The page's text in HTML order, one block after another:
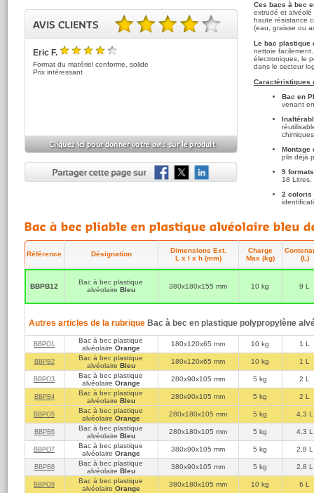
4.00 sur 5 basé sur 1 note(s).
Eric F.
4
Format du matériel conforme, solide
Prix intéressant
Ces bacs à bec
extrudé et
haute résistance
(eau, graisse ou
Le bac plastique
nettoie
électroniques, le
dans le secteur
Caractéristiques
Bac en
venant
Montage
plis déjà
9
18 Litres.
2 coloris
et
A consulter
économique,
Référence
Désignation
Dimensions Ext.
L x l x h (mm)
Charge
Max (kg)
(L)
BBPB12
Bac à bec plastique
alvéolaire Bleu 380x180x155 mm 10 kg 9 L
Autres articles de la rubrique Bac à bec en plastique polypropylène
BBPO1
Bac à bec plastique
alvéolaire Orange
180x120x65 mm 10 kg 1 L
BBPB2
Bac à bec plastique
alvéolaire Bleu
180x120x65 mm 10 kg 1 L
BBPO3
Bac à bec plastique
alvéolaire Orange
280x90x105 mm 5 kg 2 L
BBPB4
Bac à bec plastique
alvéolaire Bleu
280x90x105 mm 5 kg 2 L
BBPO5
Bac à bec plastique
alvéolaire Orange
280x180x105 mm 5 kg 4,3 L
BBPB6
Bac à bec plastique
alvéolaire Bleu
280x180x105 mm 5 kg 4,3 L
BBPO7
Bac à bec plastique
alvéolaire Orange
380x90x105 mm 5 kg 2,8 L
BBPB8
Bac à bec plastique
alvéolaire Bleu
380x90x105 mm 5 kg 2,8 L
BBPO9
Bac à bec plastique
alvéolaire Orange
380x180x105 mm 10 kg 6 L